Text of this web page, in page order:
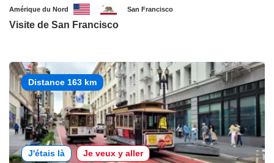
Amérique du Nord San Francisco
Visite de San Francisco
Distance 163 km
J'étais là Je veux y aller